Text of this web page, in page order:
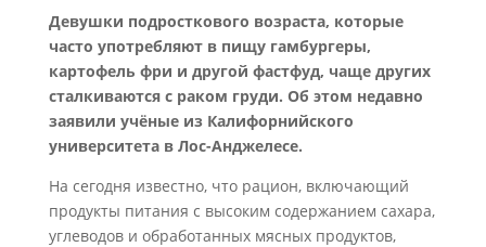
Девушки подросткового возраста, которые
часто употребляют в пищу гамбургеры,
картофель фри и другой фастфуд, чаще других
сталкиваются с раком груди. Об этом недавно
заявили учёные из Калифорнийского
университета в Лос-Анджелесе.
На сегодня известно, что рацион, включающий
продукты питания с высоким содержанием сахара,
углеводов и обработанных мясных продуктов,